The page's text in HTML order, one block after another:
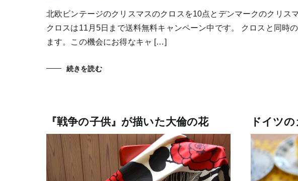
北欧ビンテージのクリスマスのクロスを10点とデンマークのクリス
クロスは11月5日まで送料無料キャンペーン中です。 クロスと同時
ます。この機会にお得なキャ […]
続きを読む
『戦争の子供』が描いた大倫の花 ドイツ